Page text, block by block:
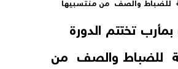
للضباط والصف من منتسبيها
تختتم الدورة
للضباط والصف من